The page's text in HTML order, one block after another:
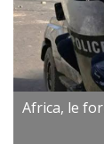
Africa, le